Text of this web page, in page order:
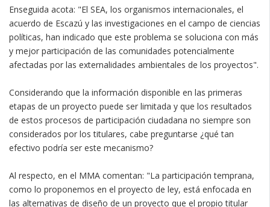
Enseguida acota: "El SEA, los organismos internacionales, el
acuerdo de Escazú y las investigaciones en el campo de ciencias
políticas, han indicado que este problema se soluciona con más
y mejor participación de las comunidades potencialmente
afectadas por las externalidades ambientales de los proyectos".
Considerando que la información disponible en las primeras
etapas de un proyecto puede ser limitada y que los resultados
de estos procesos de participación ciudadana no siempre son
considerados por los titulares, cabe preguntarse ¿qué tan
efectivo podría ser este mecanismo?
Al respecto, en el MMA comentan: "La participación temprana,
como lo proponemos en el proyecto de ley, está enfocada en
las alternativas de diseño de un proyecto que el propio titular